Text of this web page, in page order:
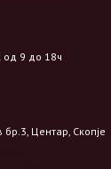
од 9 до 18ч
Центар, Скопје